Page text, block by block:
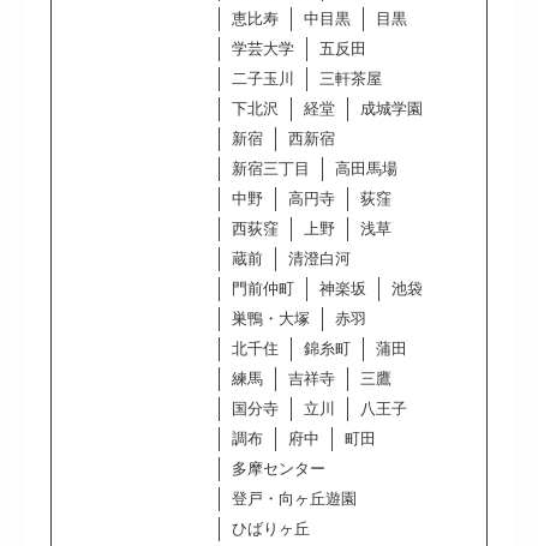
恵比寿
中目黒
目黒
学芸大学
五反田
二子玉川
三軒茶屋
下北沢
経堂
成城学園
新宿
西新宿
新宿三丁目
高田馬場
中野
高円寺
荻窪
西荻窪
上野
浅草
蔵前
清澄白河
門前仲町
神楽坂
池袋
巣鴨・大塚
赤羽
北千住
錦糸町
蒲田
練馬
吉祥寺
三鷹
国分寺
立川
八王子
調布
府中
町田
多摩センター
登戸・向ヶ丘遊園
ひばりヶ丘